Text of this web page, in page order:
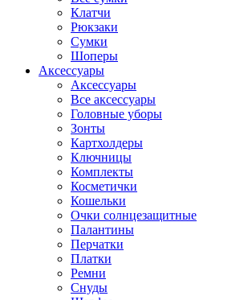
Клатчи
Рюкзаки
Сумки
Шоперы
Аксессуары
Аксессуары
Все аксессуары
Головные уборы
Зонты
Картхолдеры
Ключницы
Комплекты
Косметички
Кошельки
Очки солнцезащитные
Палантины
Перчатки
Платки
Ремни
Снуды